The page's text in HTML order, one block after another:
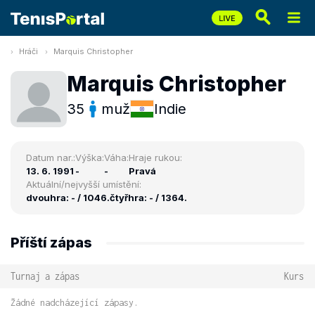
Hráči Marquis Christopher
Marquis Christopher
35 muž Indie
Datum nar.:
13. 6. 1991
Výška:
-
Váha:
-
Hraje rukou:
Pravá
Aktuální/nejvyšší umístění:
dvouhra: - / 1046.čtyřhra: - / 1364.
Příští zápas
Turnaj a zápas Kurs
Žádné nadcházející zápasy.